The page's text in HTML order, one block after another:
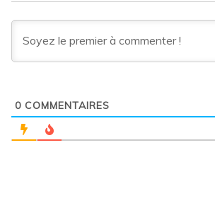
0 COMMENTAIRES